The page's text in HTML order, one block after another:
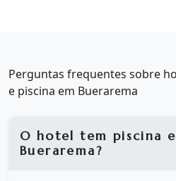
Perguntas frequentes sobre
e piscina em Buerarema
O hotel tem piscina
Buerarema?